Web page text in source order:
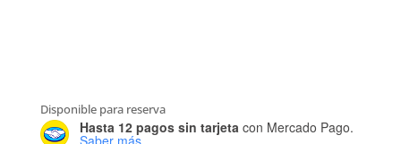
Disponible para reserva
Hasta 12 pagos sin tarjeta con Mercado Pago.
Saber más